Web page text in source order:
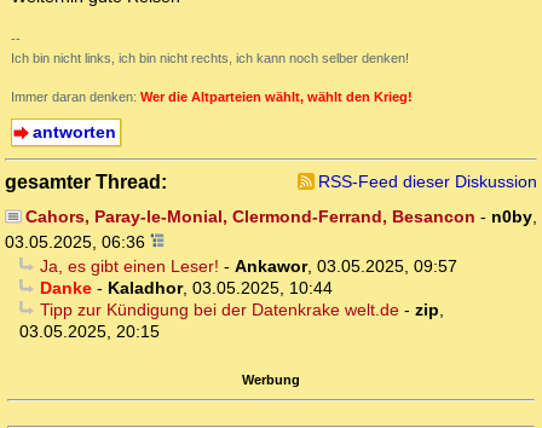
--
Ich bin nicht links, ich bin nicht rechts, ich kann noch selber denken!
Immer daran denken: Wer die Altparteien wählt, wählt den Krieg!
antworten
gesamter Thread:
RSS-Feed dieser Diskussion
Cahors, Paray-le-Monial, Clermond-Ferrand, Besancon - n0by,
03.05.2025, 06:36
Ja, es gibt einen Leser! - Ankawor, 03.05.2025, 09:57
Danke- Kaladhor, 03.05.2025, 10:44
Tipp zur Kündigung bei der Datenkrake welt.de- zip,
03.05.2025, 20:15
Werbung